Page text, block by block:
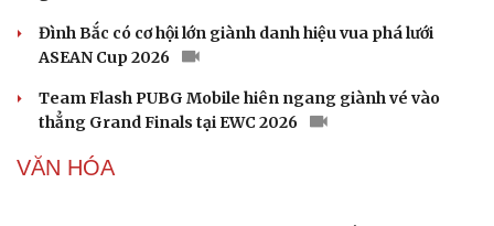
Trương Vinh Hiển thắng Lý Hoàng Nam ở chung
kết Ho Chi Minh City Open
Kết quả bóng chuyền nữ hôm nay 9/8: ĐT Việt Nam tiếp tục
thua nhanh Thái Lan